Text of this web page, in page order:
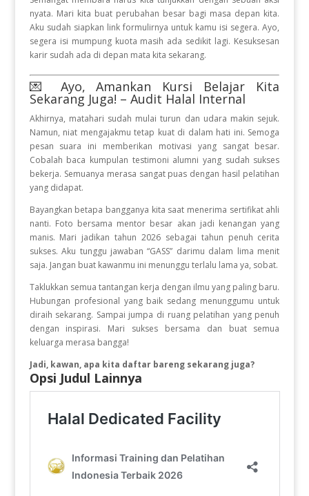
nyata. Mari kita buat perubahan besar bagi masa depan kita.
Aku sudah siapkan link formulirnya untuk kamu isi segera. Ayo,
segera isi mumpung kuota masih ada sedikit lagi. Kesuksesan
karir sudah ada di depan mata kita sekarang.
💌 Ayo, Amankan Kursi Belajar Kita
Sekarang Juga! – Audit Halal Internal
Akhirnya, matahari sudah mulai turun dan udara makin sejuk.
Namun, niat mengajakmu tetap kuat di dalam hati ini. Semoga
pesan suara ini memberikan motivasi yang sangat besar.
Cobalah baca kumpulan testimoni alumni yang sudah sukses
bekerja. Semuanya merasa sangat puas dengan hasil pelatihan
yang didapat.
Bayangkan betapa bangganya kita saat menerima sertifikat ahli
nanti. Foto bersama mentor besar akan jadi kenangan yang
manis. Mari jadikan tahun 2026 sebagai tahun penuh cerita
sukses. Aku tunggu jawaban “GASS” darimu dalam lima menit
saja. Jangan buat kawanmu ini menunggu terlalu lama ya, sobat.
Taklukkan semua tantangan kerja dengan ilmu yang paling baru.
Hubungan profesional yang baik sedang menunggumu untuk
diraih sekarang. Sampai jumpa di ruang pelatihan yang penuh
dengan inspirasi. Mari sukses bersama dan buat semua
keluarga merasa bangga!
Jadi, kawan, apa kita daftar bareng sekarang juga?
Opsi Judul Lainnya